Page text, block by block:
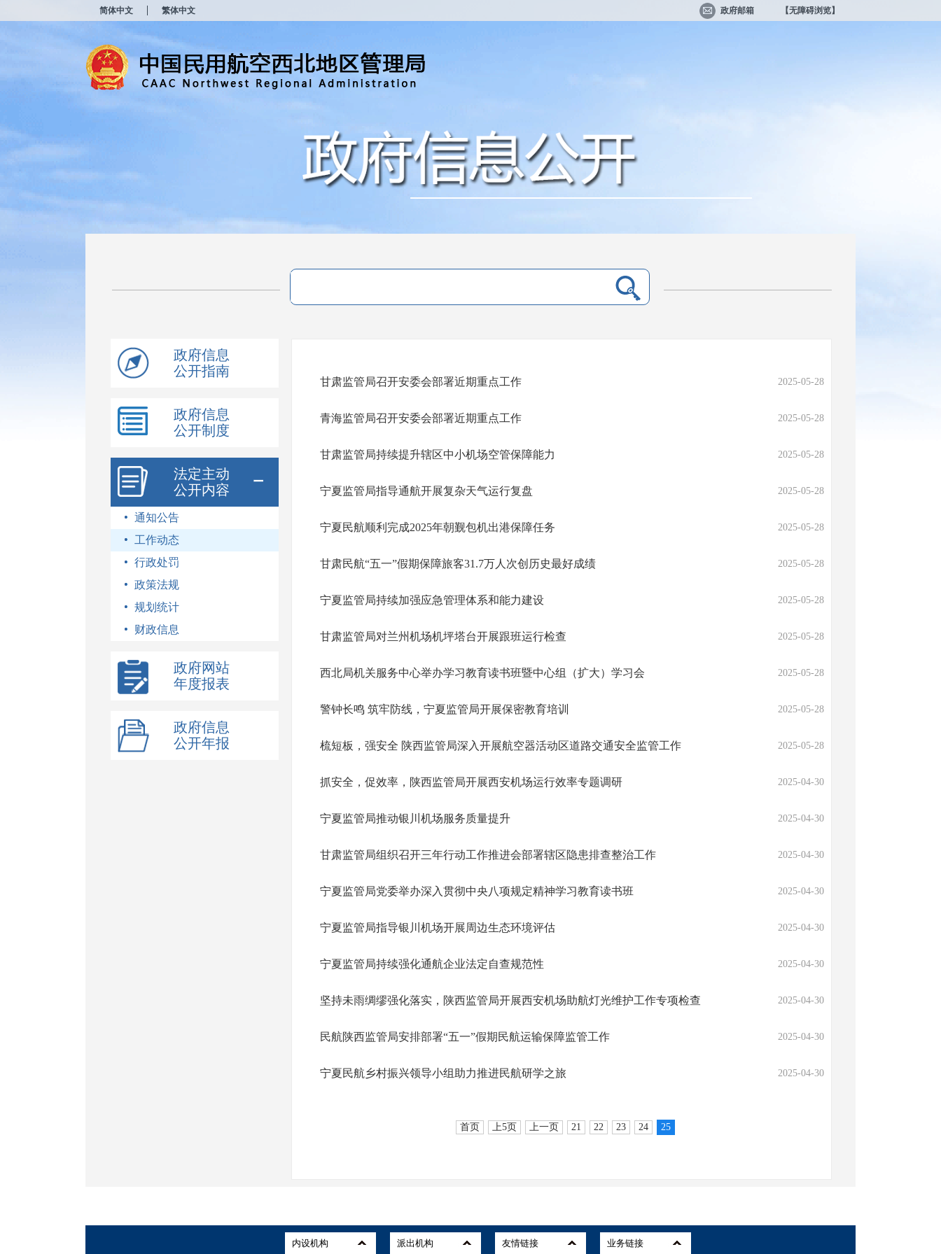
简体中文 繁体中文 政府邮箱 【无障碍浏览】
政府信息
公开指南
政府信息
公开制度
法定主动
公开内容
通知公告
工作动态
行政处罚
政策法规
规划统计
财政信息
政府网站
年度报表
政府信息
公开年报
甘肃监管局召开安委会部署近期重点工作 2025-05-28
青海监管局召开安委会部署近期重点工作 2025-05-28
甘肃监管局持续提升辖区中小机场空管保障能力 2025-05-28
宁夏监管局指导通航开展复杂天气运行复盘 2025-05-28
宁夏民航顺利完成2025年朝觐包机出港保障任务 2025-05-28
甘肃民航“五一”假期保障旅客31.7万人次创历史最好成绩 2025-05-28
宁夏监管局持续加强应急管理体系和能力建设 2025-05-28
甘肃监管局对兰州机场机坪塔台开展跟班运行检查 2025-05-28
西北局机关服务中心举办学习教育读书班暨中心组（扩大）学习会 2025-05-28
警钟长鸣 筑牢防线，宁夏监管局开展保密教育培训 2025-05-28
梳短板，强安全 陕西监管局深入开展航空器活动区道路交通安全监管工作 2025-05-28
抓安全，促效率，陕西监管局开展西安机场运行效率专题调研 2025-04-30
宁夏监管局推动银川机场服务质量提升 2025-04-30
甘肃监管局组织召开三年行动工作推进会部署辖区隐患排查整治工作 2025-04-30
宁夏监管局党委举办深入贯彻中央八项规定精神学习教育读书班 2025-04-30
宁夏监管局指导银川机场开展周边生态环境评估 2025-04-30
宁夏监管局持续强化通航企业法定自查规范性 2025-04-30
坚持未雨绸缪强化落实，陕西监管局开展西安机场助航灯光维护工作专项检查 2025-04-30
民航陕西监管局安排部署“五一”假期民航运输保障监管工作 2025-04-30
宁夏民航乡村振兴领导小组助力推进民航研学之旅 2025-04-30
首页 上5页 上一页 21 22 23 24 25
窗